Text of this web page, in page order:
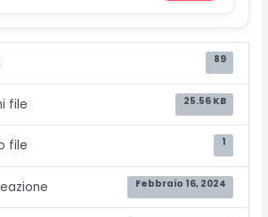
89
file 25.56 KB
file 1
Febbraio 16, 2024